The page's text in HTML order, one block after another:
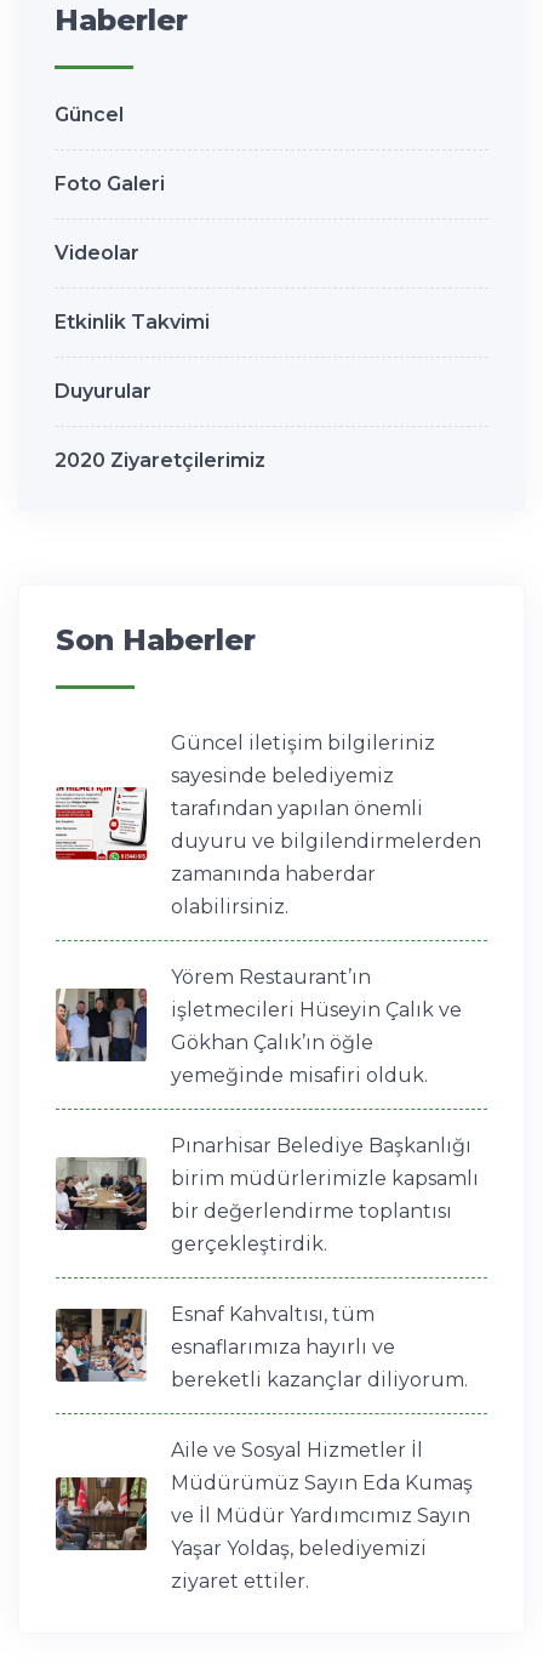
Haberler
Güncel
Foto Galeri
Videolar
Etkinlik Takvimi
Duyurular
2020 Ziyaretçilerimiz
Son Haberler
Güncel iletişim bilgileriniz
sayesinde belediyemiz
tarafından yapılan önemli
duyuru ve bilgilendirmelerden
zamanında haberdar
olabilirsiniz.
Yörem Restaurant’ın
işletmecileri Hüseyin Çalık ve
Gökhan Çalık’ın öğle
yemeğinde misafiri olduk.
Pınarhisar Belediye Başkanlığı
birim müdürlerimizle kapsamlı
bir değerlendirme toplantısı
gerçekleştirdik.
Esnaf Kahvaltısı, tüm
esnaflarımıza hayırlı ve
bereketli kazançlar diliyorum.
Aile ve Sosyal Hizmetler İl
Müdürümüz Sayın Eda Kumaş
ve İl Müdür Yardımcımız Sayın
Yaşar Yoldaş, belediyemizi
ziyaret ettiler.